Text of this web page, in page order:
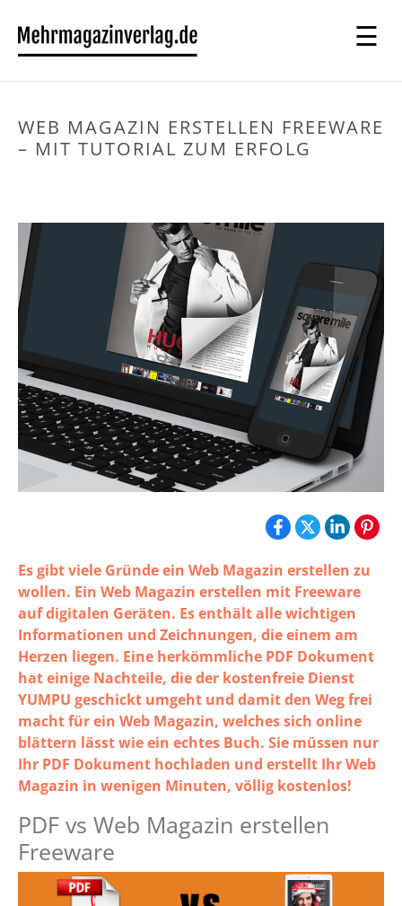
WEB MAGAZIN ERSTELLEN FREEWARE
– MIT TUTORIAL ZUM ERFOLG
Es gibt viele Gründe ein Web Magazin erstellen zu
wollen. Ein Web Magazin erstellen mit Freeware
auf digitalen Geräten. Es enthält alle wichtigen
Informationen und Zeichnungen, die einem am
Herzen liegen. Eine herkömmliche PDF Dokument
hat einige Nachteile, die der kostenfreie Dienst
YUMPU geschickt umgeht und damit den Weg frei
macht für ein Web Magazin, welches sich online
blättern lässt wie ein echtes Buch. Sie müssen nur
Ihr PDF Dokument hochladen und erstellt Ihr Web
Magazin in wenigen Minuten, völlig kostenlos!
PDF vs Web Magazin erstellen
Freeware